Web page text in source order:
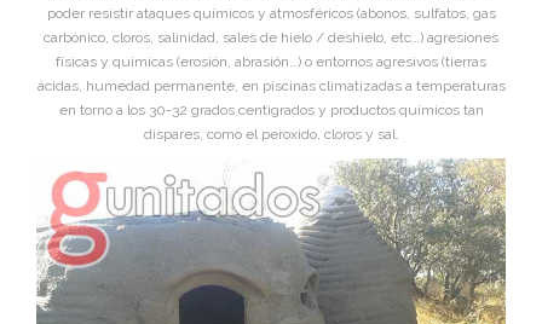
poder resistir ataques químicos y atmosféricos (abonos, sulfatos, gas
carbónico, cloros, salinidad, sales de hielo / deshielo, etc…) agresiones
físicas y químicas (erosión, abrasión…) o entornos agresivos (tierras
ácidas, humedad permanente, en piscinas climatizadas a temperaturas
en torno a los 30-32 grados centigrados y productos químicos tan
dispares, como el peroxido, cloros y sal.